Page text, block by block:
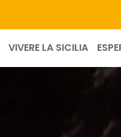
VIVERE LA SICILIA